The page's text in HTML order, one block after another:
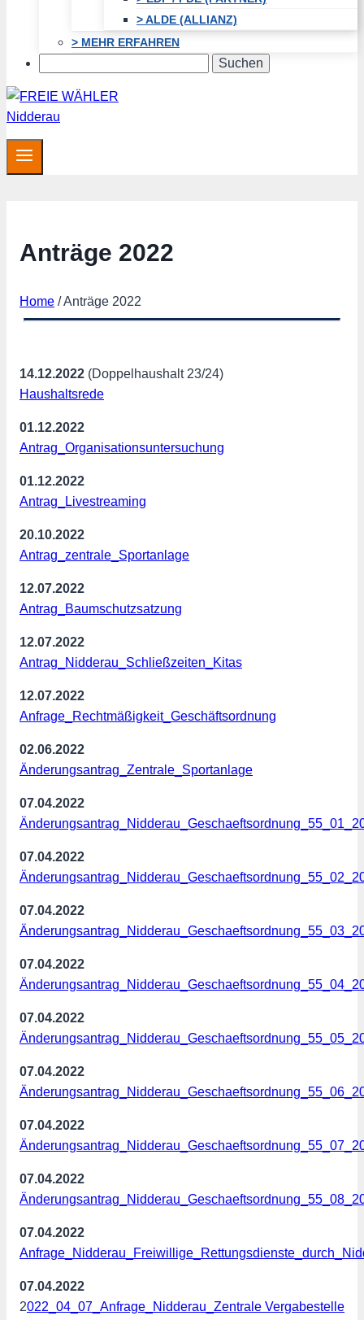
> ALDE (ALLIANZ)
> MEHR ERFAHREN
Anträge 2022
Home /Anträge 2022
14.12.2022 (Doppelhaushalt 23/24)
Haushaltsrede
01.12.2022
Antrag _Organisationsuntersuchung
01.12.2022
Antrag _Livestreaming
20.10.2022
Antrag _zentrale_Sportanlage
12.07.2022
Antrag_
Baumschutzsatzung
12.07.2022
Antrag_Nidderau_Schließzeiten_Kitas
12.07.2022
Anfrage_Rechtmäßigkeit_Geschäftsordnung
02.06.2022
Änderungsantrag_Zentrale_Sportanlage
07.04.2022
07.04.2022
07.04.2022
07.04.2022
07.04.2022
07.04.2022
07.04.2022
07.04.2022
07.04.2022
07.04.2022
2022_04_07_Anfrage_Nidderau_Zentrale Vergabestelle